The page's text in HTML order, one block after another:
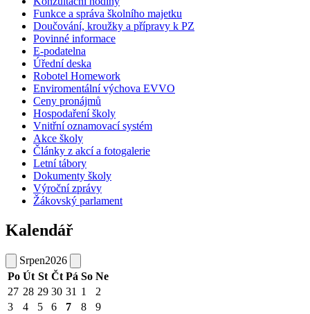
Funkce a správa školního majetku
Doučování, kroužky a přípravy k PZ
Povinné informace
E-podatelna
Úřední deska
Robotel Homework
Enviromentální výchova EVVO
Ceny pronájmů
Hospodaření školy
Vnitřní oznamovací systém
Akce školy
Články z akcí a fotogalerie
Letní tábory
Dokumenty školy
Výroční zprávy
Žákovský parlament
Kalendář
Srpen2026
Po Út St Čt Pá So Ne
27 28 29 30 31 1
2
3
4 5 6 7 8
9